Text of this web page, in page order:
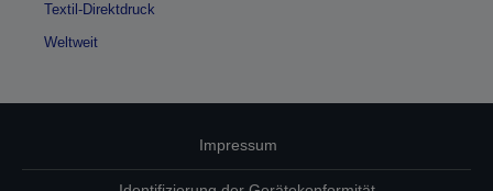
Textil-Direktdruck
Weltweit
Impressum